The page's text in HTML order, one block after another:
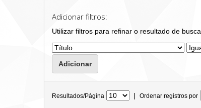
Adicionar filtros:
Utilizar filtros para refinar o resultado de busca.
Resultados/Página | Ordenar registros por